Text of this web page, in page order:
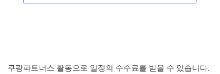
쿠팡파트너스 활동으로 일정의 수수료를 받을 수 있습니다.